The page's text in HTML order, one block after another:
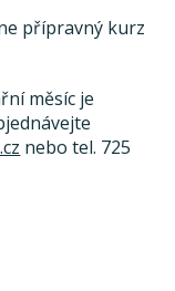
přípravný kurz
měsíc je
nebo tel. 725